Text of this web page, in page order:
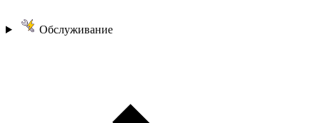
Обслуживание